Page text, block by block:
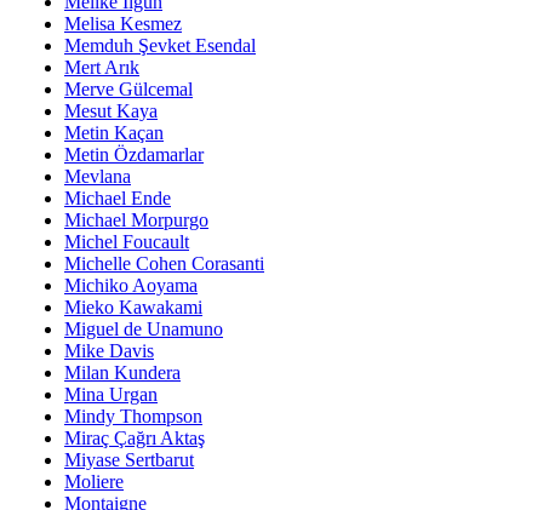
Melisa Kesmez
Memduh Şevket Esendal
Mert Arık
Merve Gülcemal
Mesut Kaya
Metin Kaçan
Metin Özdamarlar
Mevlana
Michael Ende
Michael Morpurgo
Michel Foucault
Michelle Cohen Corasanti
Michiko Aoyama
Mieko Kawakami
Miguel de Unamuno
Mike Davis
Milan Kundera
Mina Urgan
Mindy Thompson
Miraç Çağrı Aktaş
Miyase Sertbarut
Moliere
Montaigne